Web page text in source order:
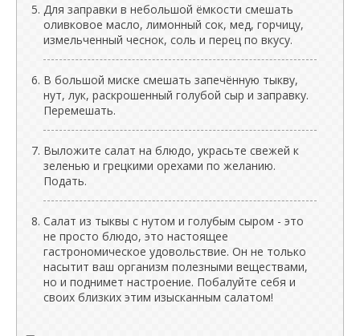
Для заправки в небольшой ёмкости смешать
оливковое масло, лимонный сок, мед, горчицу,
измельченный чеснок, соль и перец по вкусу.
В большой миске смешать запечённую тыкву,
нут, лук, раскрошенный голубой сыр и заправку.
Перемешать.
Выложите салат на блюдо, украсьте свежей к
зеленью и грецкими орехами по желанию.
Подать.
Салат из тыквы с нутом и голубым сыром - это
не просто блюдо, это настоящее
гастрономическое удовольствие. Он не только
насытит ваш организм полезными веществами,
но и поднимет настроение. Побалуйте себя и
своих близких этим изысканным салатом!